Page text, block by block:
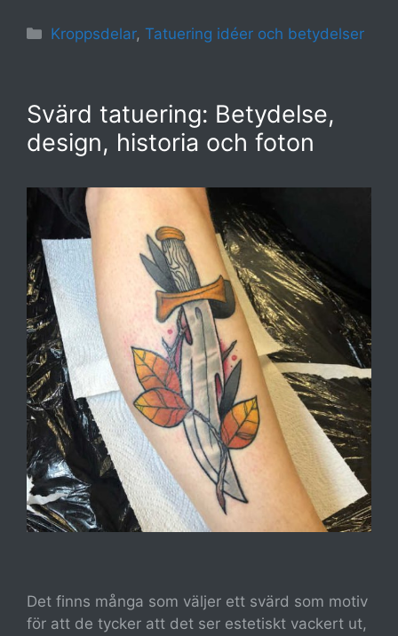
Kategorier
Kroppsdelar, Tatuering idéer och betydelser
Svärd tatuering: Betydelse,
design, historia och foton
Det finns många som väljer ett svärd som motiv
för att de tycker att det ser estetiskt vackert ut,